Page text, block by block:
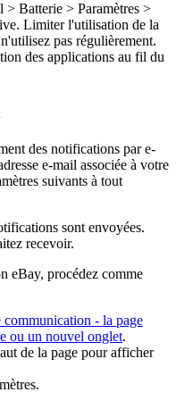
> Batterie > Paramètres >
Limiter l'utilisation de la
pas régulièrement.
des applications au fil du
des notifications par e-
e-mail associée à votre
suivants à tout
sont envoyées.
recevoir.
eBay, procédez comme
communication - la page
ou un nouvel onglet.
de la page pour afficher